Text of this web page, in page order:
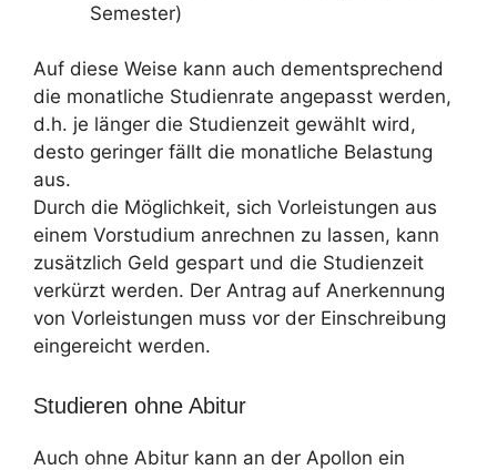
Semester)
Auf diese Weise kann auch dementsprechend
die monatliche Studienrate angepasst werden,
d.h. je länger die Studienzeit gewählt wird,
desto geringer fällt die monatliche Belastung
aus.
Durch die Möglichkeit, sich Vorleistungen aus
einem Vorstudium anrechnen zu lassen, kann
zusätzlich Geld gespart und die Studienzeit
verkürzt werden. Der Antrag auf Anerkennung
von Vorleistungen muss vor der Einschreibung
eingereicht werden.
Studieren ohne Abitur
Auch ohne Abitur kann an der Apollon ein